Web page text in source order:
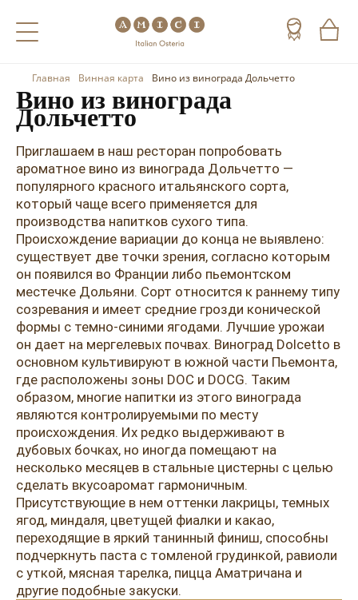
Назад
Холодные напитки
Чай
Кофе
Назад
Вино
Шампанское
Игристое вино
Портвейн
Херес
Красные вина
Белые вина
Розовые вина
Итальянские вина
Французские вина
Испанские вина
Назад
Виски
Коньяк
Арманьяк
Текила
Мескаль
Кальвадос
Джин
Ром
Граппа
Водка
Саке
Пиво
Главная Винная карта Вино из винограда Дольчетто
Вино из винограда
Дольчетто
Приглашаем в наш ресторан попробовать
ароматное вино из винограда Дольчетто —
популярного красного итальянского сорта,
который чаще всего применяется для
производства напитков сухого типа.
Происхождение вариации до конца не выявлено:
существует две точки зрения, согласно которым
он появился во Франции либо пьемонтском
местечке Дольяни. Сорт относится к раннему типу
созревания и имеет средние грозди конической
формы с темно-синими ягодами. Лучшие урожаи
он дает на мергелевых почвах. Виноград Dolcetto в
основном культивируют в южной части Пьемонта,
где расположены зоны DOC и DOCG. Таким
образом, многие напитки из этого винограда
являются контролируемыми по месту
происхождения. Их редко выдерживают в
дубовых бочках, но иногда помещают на
несколько месяцев в стальные цистерны с целью
сделать вкусоаромат гармоничным.
Присутствующие в нем оттенки лакрицы, темных
ягод, миндаля, цветущей фиалки и какао,
переходящие в яркий танинный финиш, способны
подчеркнуть паста с томленой грудинкой, равиоли
с уткой, мясная тарелка, пицца Аматричана и
другие подобные закуски.